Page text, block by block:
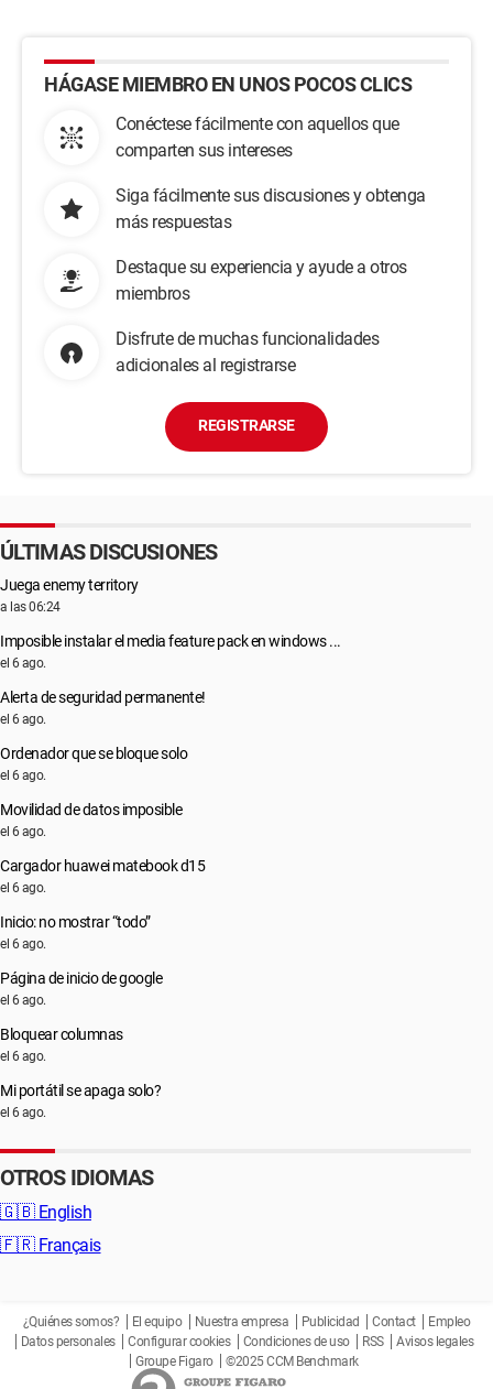
HÁGASE MIEMBRO EN UNOS POCOS CLICS
Conéctese fácilmente con aquellos que
comparten sus intereses
Siga fácilmente sus discusiones y obtenga
más respuestas
Destaque su experiencia y ayude a otros
miembros
Disfrute de muchas funcionalidades
adicionales al registrarse
REGISTRARSE
ÚLTIMAS DISCUSIONES
Juega enemy territory
a las 06:24
Imposible instalar el media feature pack en windows ...
el 6 ago.
Alerta de seguridad permanente!
el 6 ago.
Ordenador que se bloque solo
el 6 ago.
Movilidad de datos imposible
el 6 ago.
Cargador huawei matebook d15
el 6 ago.
Inicio: no mostrar “todo”
el 6 ago.
Página de inicio de google
el 6 ago.
Bloquear columnas
el 6 ago.
Mi portátil se apaga solo?
el 6 ago.
OTROS IDIOMAS
🇬🇧 English
🇫🇷 Français
¿Quiénes somos? El equipo Nuestra empresa Publicidad Contact
Empleo
Datos personales
Configurar cookies Condiciones de uso RSS
Avisos legales
Groupe Figaro
©2025 CCM Benchmark